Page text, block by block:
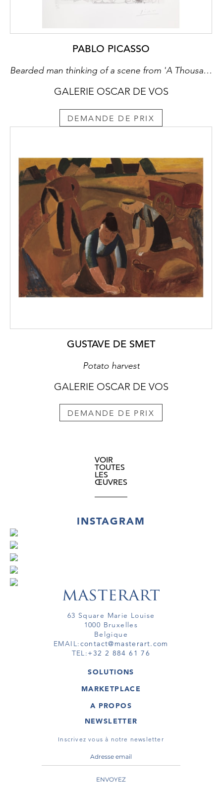
PABLO PICASSO
Bearded man thinking of a scene from 'A Thousand and One Nights', with his reproving ancestors behind him (Series 347)
GALERIE OSCAR DE VOS
DEMANDE DE PRIX
GUSTAVE DE SMET
Potato harvest
GALERIE OSCAR DE VOS
DEMANDE DE PRIX
VOIR
TOUTES
LES
ŒUVRES
INSTAGRAM
63 Square Marie Louise
1000 Bruxelles
Belgique
EMAIL:contact@masterart.com
TEL:+32 2 884 61 76
SOLUTIONS
GALERIE
ARTISTE
TOUR VIRTUEL
MARKETPLACE
OEUVRES D'ART
TOURS VIRTUELS
A PROPOS
MASTERART
CONDITIONS GÉNÉRALES
NEWSLETTER
Inscrivez vous à notre newsletter
ENVOYEZ